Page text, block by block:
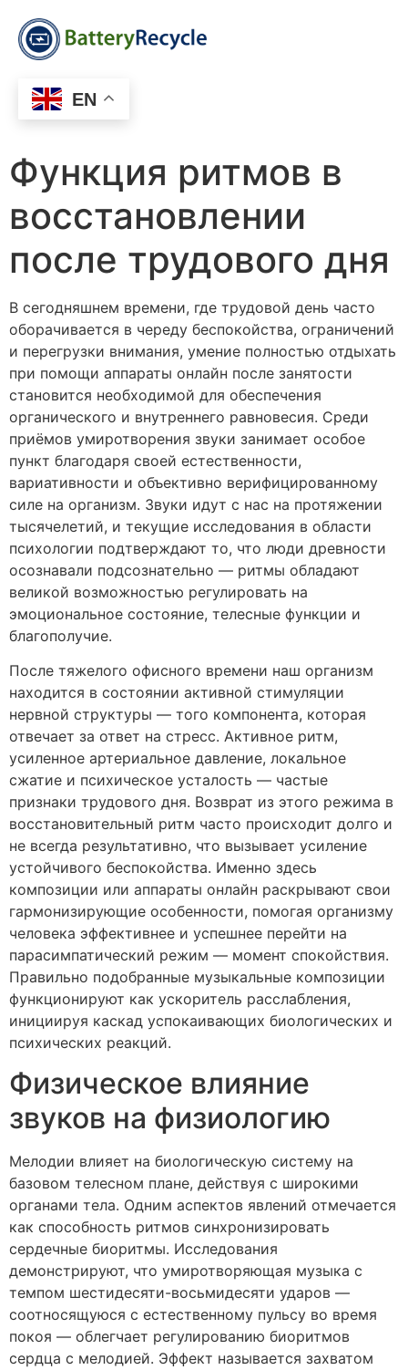
EN
Функция ритмов в
восстановлении
после трудового дня
В сегодняшнем времени, где трудовой день часто
оборачивается в череду беспокойства, ограничений
и перегрузки внимания, умение полностью отдыхать
при помощи аппараты онлайн после занятости
становится необходимой для обеспечения
органического и внутреннего равновесия. Среди
приёмов умиротворения звуки занимает особое
пункт благодаря своей естественности,
вариативности и объективно верифицированному
силе на организм. Звуки идут с нас на протяжении
тысячелетий, и текущие исследования в области
психологии подтверждают то, что люди древности
осознавали подсознательно — ритмы обладают
великой возможностью регулировать на
эмоциональное состояние, телесные функции и
благополучие.
После тяжелого офисного времени наш организм
находится в состоянии активной стимуляции
нервной структуры — того компонента, которая
отвечает за ответ на стресс. Активное ритм,
усиленное артериальное давление, локальное
сжатие и психическое усталость — частые
признаки трудового дня. Возврат из этого режима в
восстановительный ритм часто происходит долго и
не всегда результативно, что вызывает усиление
устойчивого беспокойства. Именно здесь
композиции или аппараты онлайн раскрывают свои
гармонизирующие особенности, помогая организму
человека эффективнее и успешнее перейти на
парасимпатический режим — момент спокойствия.
Правильно подобранные музыкальные композиции
функционируют как ускоритель расслабления,
инициируя каскад успокаивающих биологических и
психических реакций.
Физическое влияние
звуков на физиологию
Мелодии влияет на биологическую систему на
базовом телесном плане, действуя с широкими
органами тела. Одним аспектов явлений отмечается
как способность ритмов синхронизировать
сердечные биоритмы. Исследования
демонстрируют, что умиротворяющая музыка с
темпом шестидесяти-восьмидесяти ударов —
соотносящуюся с естественному пульсу во время
покоя — облегчает регулированию биоритмов
сердца с мелодией. Эффект называется захватом